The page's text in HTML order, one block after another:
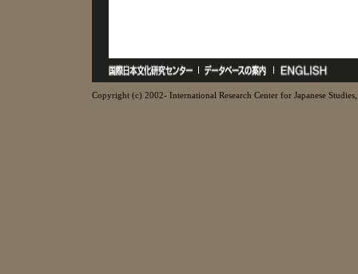
Copyright (c) 2002- International Research Center for Japanese